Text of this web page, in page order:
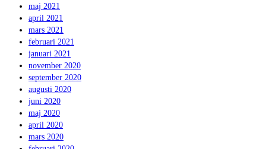
maj 2021
april 2021
mars 2021
februari 2021
januari 2021
november 2020
september 2020
augusti 2020
juni 2020
maj 2020
april 2020
mars 2020